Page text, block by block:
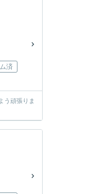
済
う頑張りま